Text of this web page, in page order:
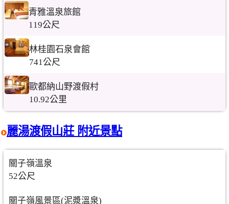
青雅溫泉旅館
119公尺
林桂園石泉會館
741公尺
歐都納山野渡假村
10.92公里
麗湯渡假山莊 附近景點
關子嶺溫泉
52公尺
關子嶺風景區(泥漿溫泉)